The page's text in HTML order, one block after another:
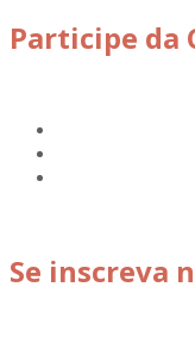
Participe da
Se inscreva